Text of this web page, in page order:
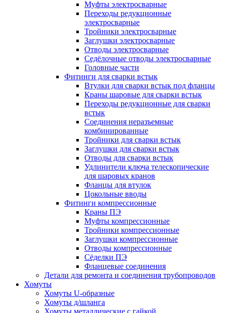
Муфты электросварные
Переходы редукционные
электросварные
Тройники электросварные
Заглушки электросварные
Отводы электросварные
Седёлочные отводы электросварные
Головные части
Фитинги для сварки встык
Втулки для сварки встык под фланцы
Краны шаровые для сварки встык
Переходы редукционные для сварки
встык
Соединения неразъемные
комбинированные
Тройники для сварки встык
Заглушки для сварки встык
Отводы для сварки встык
Удлинители ключа телескопические
для шаровых кранов
Фланцы для втулок
Цокольные вводы
Фитинги компрессионные
Краны ПЭ
Муфты компрессионные
Тройники компрессионные
Заглушки компрессионные
Отводы компрессионные
Сёделки ПЭ
Фланцевые соединения
Детали для ремонта и соединения трубопроводов
Хомуты
Хомуты U-образные
Хомуты д/шланга
Хомуты металлические с гайкой